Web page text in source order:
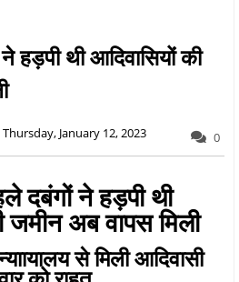
थी आदिवासियों की
Thursday, January 12, 2023 0
दबंगों ने हड़पी थी
जमीन अब वापस मिली
से मिली आदिवासी